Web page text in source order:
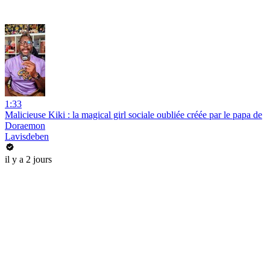
1:33
Malicieuse Kiki : la magical girl sociale oubliée créée par le papa de
Doraemon
Lavisdeben
il y a 2 jours